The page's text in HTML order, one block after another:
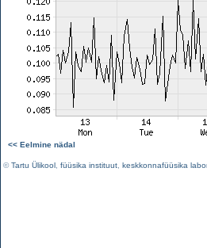
<< Eelmine nädal
©Tartu Ülikool füüsika instituut keskkonnafüüsika